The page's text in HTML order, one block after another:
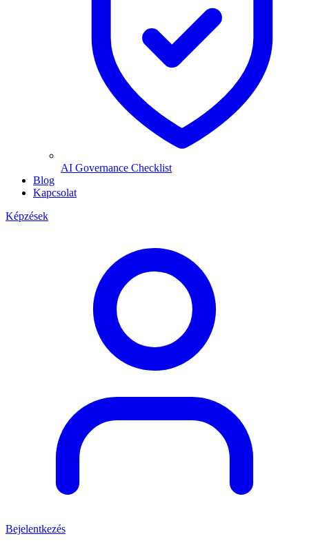
AI Governance Checklist
Blog
Kapcsolat
Képzések
Bejelentkezés